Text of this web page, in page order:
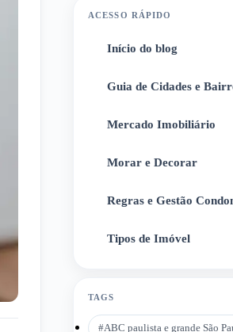
ACESSO RÁPIDO
Início do blog
Guia de Cidades e
Mercado Imobiliário
Morar e Decorar
Regras e Gestão
Tipos de Imóvel
TAGS
#ABC paulista e grande São